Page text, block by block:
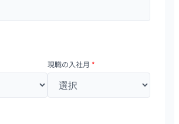
現職の入社月 *